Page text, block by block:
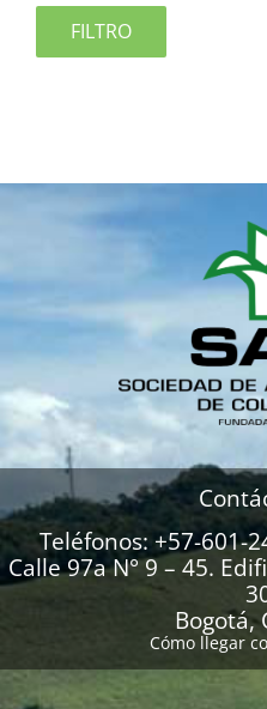
FILTRO
Teléfonos: +57-601-
Calle 97a N° 9 – 45.
Bogotá,
Cómo llegar